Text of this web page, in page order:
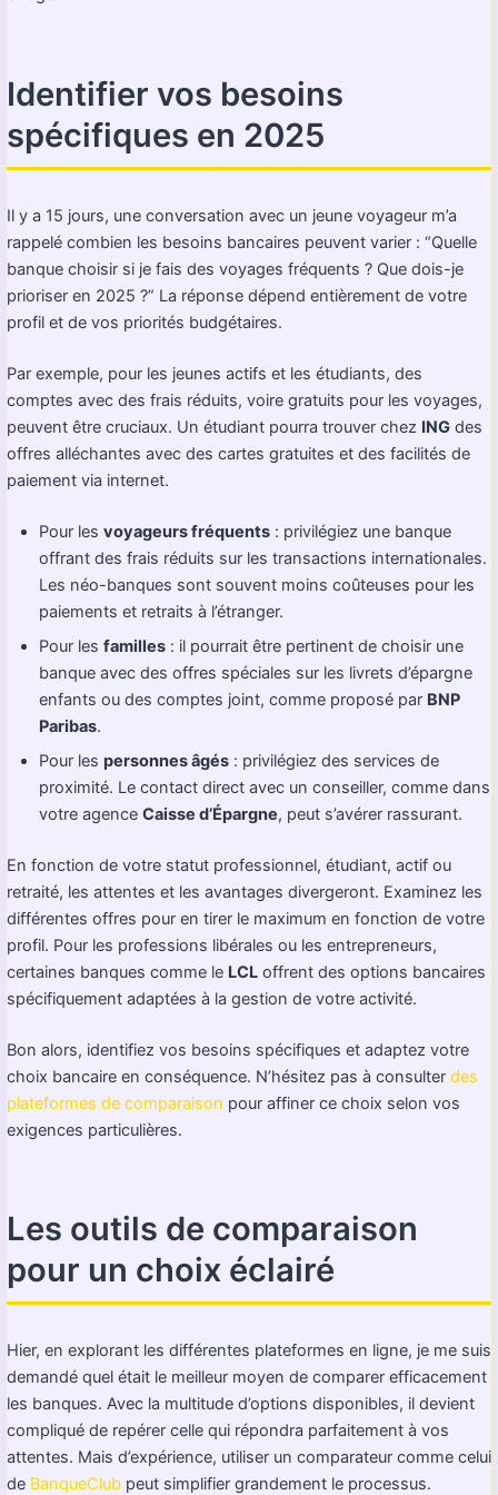
Identifier vos besoins
spécifiques en 2025
Il y a 15 jours, une conversation avec un jeune voyageur m’a
rappelé combien les besoins bancaires peuvent varier : “Quelle
banque choisir si je fais des voyages fréquents ? Que dois-je
prioriser en 2025 ?” La réponse dépend entièrement de votre
profil et de vos priorités budgétaires.
Par exemple, pour les jeunes actifs et les étudiants, des
comptes avec des frais réduits, voire gratuits pour les voyages,
peuvent être cruciaux. Un étudiant pourra trouver chez ING des
offres alléchantes avec des cartes gratuites et des facilités de
paiement via internet.
Pour lesvoyageurs fréquents : privilégiez une banque
offrant des frais réduits sur les transactions internationales.
Les néo-banques sont souvent moins coûteuses pour les
paiements et retraits à l’étranger.
Pour lesfamilles : il pourrait être pertinent de choisir une
banque avec des offres spéciales sur les livrets d’épargne
enfants ou des comptes joint, comme proposé par BNP
Paribas.
Pour lespersonnes âgés : privilégiez des services de
proximité. Le contact direct avec un conseiller, comme dans
votre agenceCaisse d’Épargne, peut s’avérer rassurant.
En fonction de votre statut professionnel, étudiant, actif ou
retraité, les attentes et les avantages divergeront. Examinez les
différentes offres pour en tirer le maximum en fonction de votre
profil. Pour les professions libérales ou les entrepreneurs,
certaines banques comme le LCL offrent des options bancaires
spécifiquement adaptées à la gestion de votre activité.
Bon alors, identifiez vos besoins spécifiques et adaptez votre
choix bancaire en conséquence. N’hésitez pas à consulter des
plateformes de comparaison pour affiner ce choix selon vos
exigences particulières.
Les outils de comparaison
pour un choix éclairé
Hier, en explorant les différentes plateformes en ligne, je me suis
demandé quel était le meilleur moyen de comparer efficacement
les banques. Avec la multitude d’options disponibles, il devient
compliqué de repérer celle qui répondra parfaitement à vos
attentes. Mais d’expérience, utiliser un comparateur comme celui
de BanqueClub peut simplifier grandement le processus.